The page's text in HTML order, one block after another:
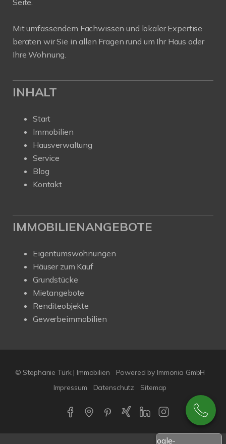
Seite.
Mit umfassendem Fachwissen und lokaler Expertise
beraten wir Sie in allen Fragen rund um Ihr Haus oder
Ihre Wohnung.
INHALT
Start
Immobilien
Hausverwaltung
Service
Blog
Kontakt
IMMOBILIENANGEBOTE
Eigentumswohnungen
Häuser zum Kauf
Grundstücke
Mietangebote
Renditeobjekte
Gewerbeimmobilien
© Stephanie Türk | Immobilien
Powered by Immonia GmbH
Impressum
Datenschutz Sitemap
Google-